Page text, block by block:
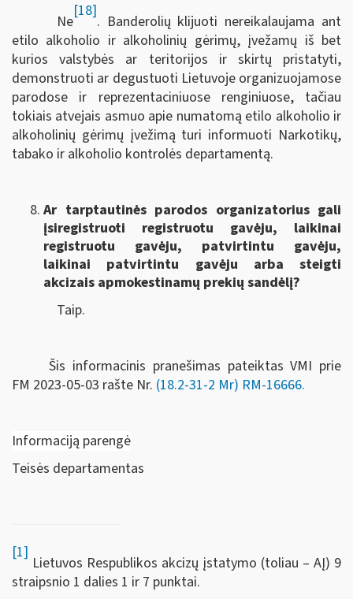
Ne
[18]
. Banderolių klijuoti nereikalaujama ant
etilo alkoholio ir alkoholinių gėrimų, įvežamų iš bet
kurios valstybės ar teritorijos ir skirtų pristatyti,
demonstruoti ar degustuoti Lietuvoje organizuojamose
parodose ir reprezentaciniuose renginiuose, tačiau
tokiais atvejais asmuo apie numatomą etilo alkoholio ir
alkoholinių gėrimų įvežimą turi informuoti Narkotikų,
tabako ir alkoholio kontrolės departamentą.
Ar tarptautinės parodos organizatorius gali
įsiregistruoti registruotu gavėju, laikinai
registruotu gavėju, patvirtintu gavėju,
laikinai patvirtintu gavėju arba steigti
akcizais apmokestinamų prekių sandėlį?
Taip.
Šis informacinis pranešimas pateiktas VMI prie
FM 2023-05-03 rašte Nr. (18.2-31-2 Mr) RM-16666.
Informaciją parengė
Teisės departamentas
[1]
Lietuvos Respublikos akcizų įstatymo (toliau – AĮ) 9
straipsnio 1 dalies 1 ir 7 punktai.